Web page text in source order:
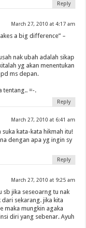
Reply
March 27, 2010 at 4:17 am
a big difference” –
nak ubah adalah sikap
yg akan menentukan
ms depan.
tentang..=-.
Reply
March 27, 2010 at 6:41 am
suka kata-kata hikmah itu!
dengan apa yg ingin sy
Reply
March 27, 2010 at 9:25 am
jika seseoarng tu nak
sekarang. jika kita
maka mungkin agaka
diri yang sebenar. Ayuh